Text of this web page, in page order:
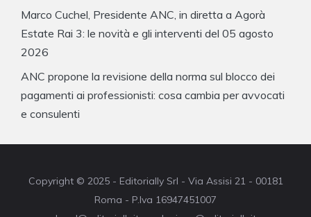
Marco Cuchel, Presidente ANC, in diretta a Agorà
Estate Rai 3: le novità e gli interventi del 05 agosto
2026
ANC propone la revisione della norma sul blocco dei
pagamenti ai professionisti: cosa cambia per avvocati
e consulenti
Copyright © 2025 - Editorially Srl - Via Assisi 21 - 00181
Roma - P.Iva 16947451007